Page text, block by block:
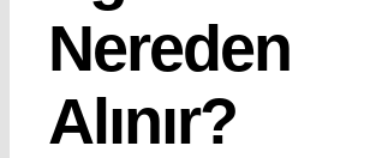
Nereden
Alınır?